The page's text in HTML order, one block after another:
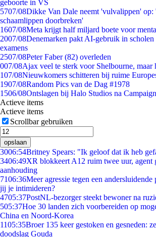
geboorte in VS
5707/08Dikke Van Dale neemt 'vulvalippen' op:
schaamlippen doorbreken'
1607/08Meta krijgt half miljard boete voor
2007/08Denemarken pakt AI-gebruik in scholen
examens
2507/08Peter Faber (82) overleden
007/08Ajax veel te sterk voor Shelbourne, maar
107/08Nieuwkomers schitteren bij ruime
1907/08Random Pics van de Dag #1978
1506/08Ontslagen bij Halo Studios na
Actieve items
Actieve items
Scrollbar gebruiken
opslaan
3006:54Britney Spears: "Ik geloof dat ik heb
3406:49XR blokkeert A12 ruim twee uur, agent
aanhouding
7106:36Meer agressie tegen een
jij je intimideren?
4705:37PostNL-bezorger steekt bewoner na
505:37Hoe 30 landen zich voorbereiden op
China en Noord-Korea
1105:35Broer 135 keer gestoken en gesneden:
doodslag Gouda